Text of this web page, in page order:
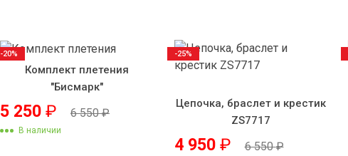
Комплект плетения
"Бисмарк"
5 250 ₽ 6 550₽
В наличии
-20%
Цепочка, браслет и крестик
ZS7717
4 950 ₽ 6 550₽
-25%